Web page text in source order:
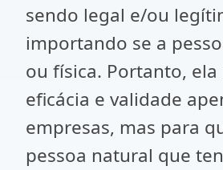
sendo legal e/ou
importando se a
ou física. Portanto, ela
eficácia e validade
empresas, mas para
pessoa natural que